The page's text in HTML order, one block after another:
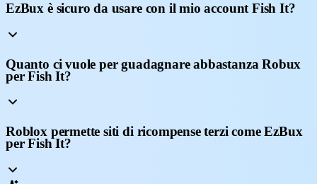
EzBux è sicuro da usare con il mio account Fish It?
Quanto ci vuole per guadagnare abbastanza Robux
per Fish It?
Roblox permette siti di ricompense terzi come EzBux
per Fish It?